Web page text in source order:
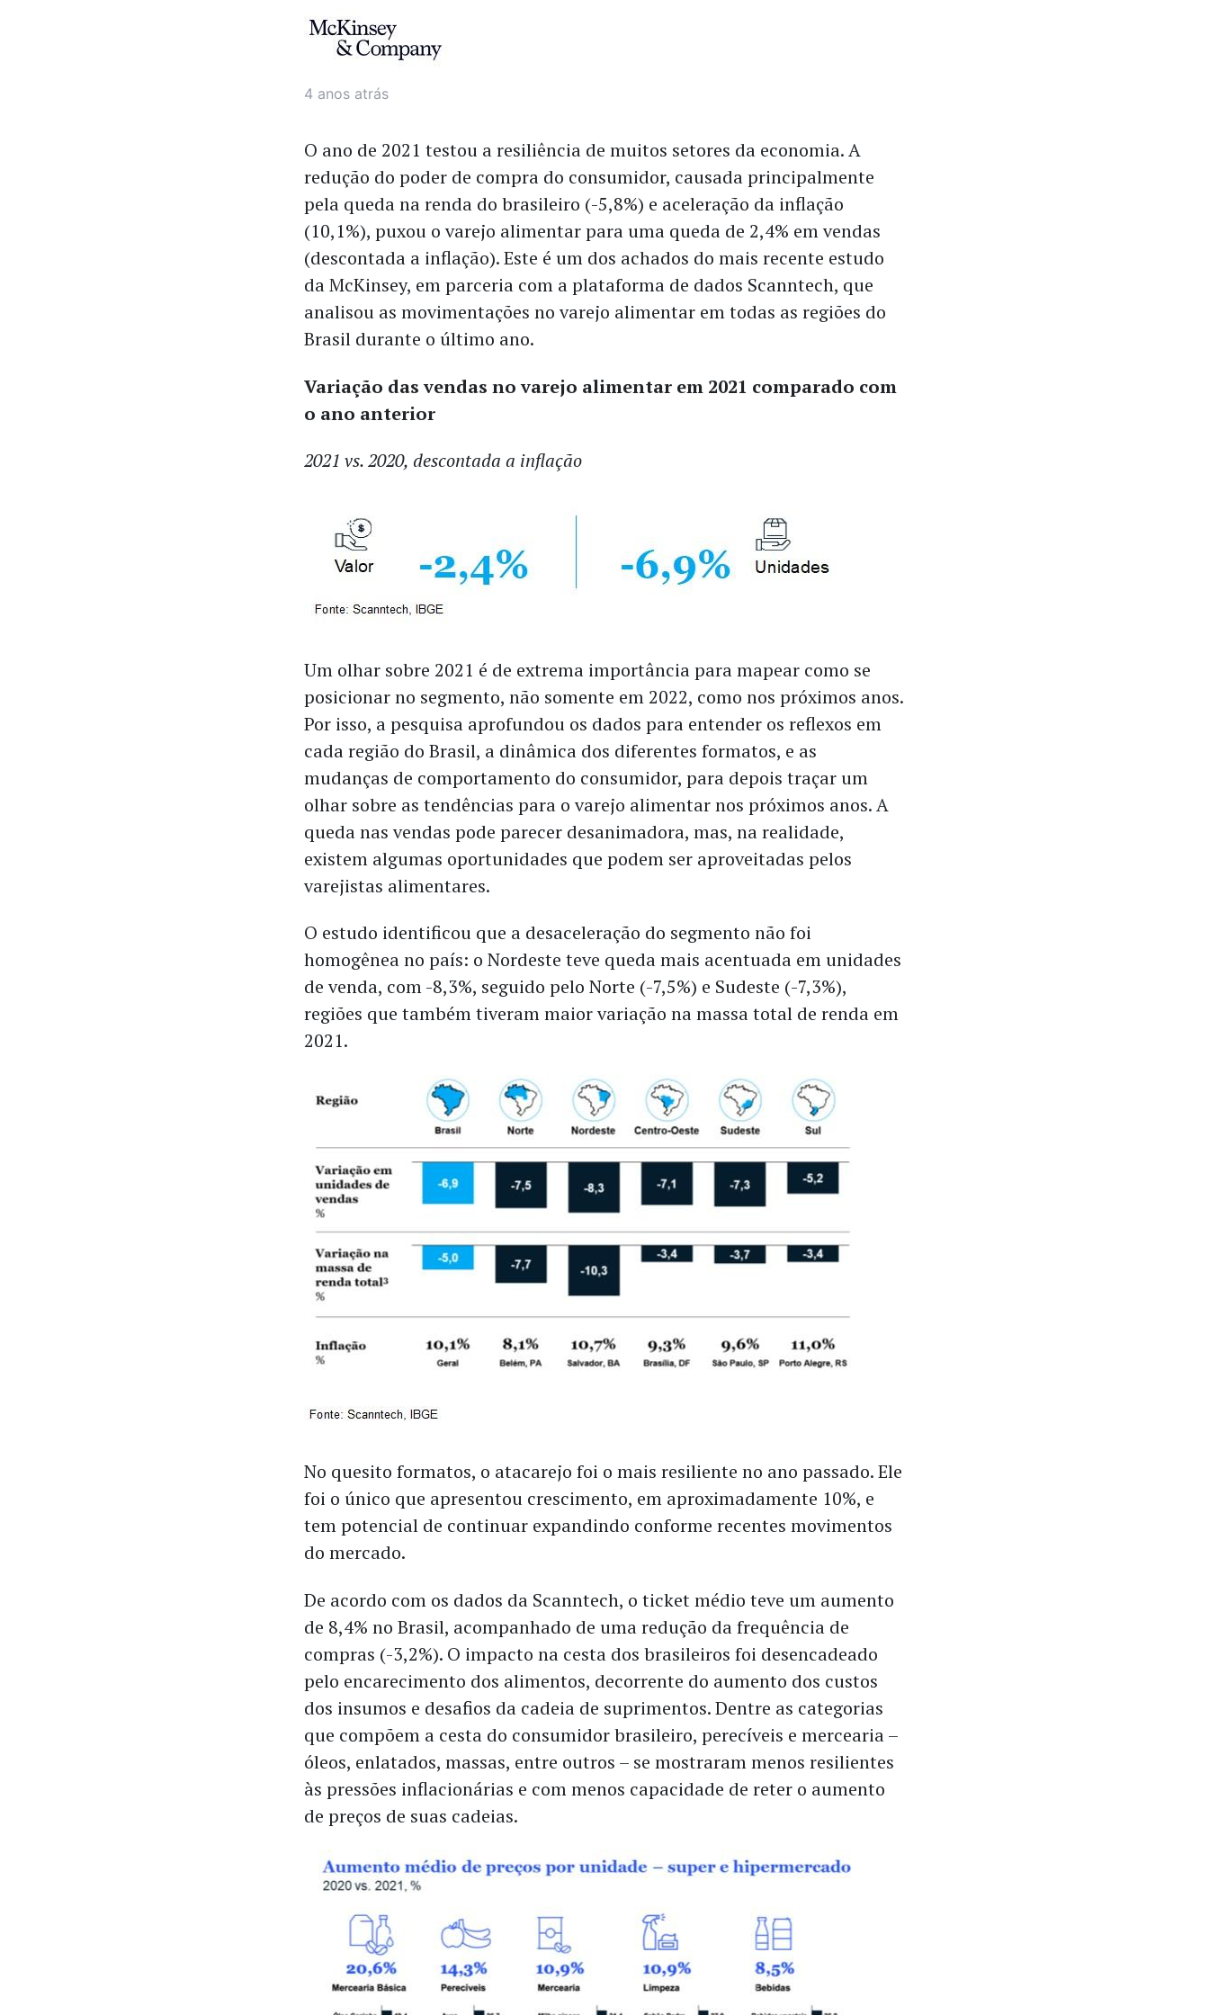
4 anos atrás
O ano de 2021 testou a resiliência de muitos setores da economia. A
redução do poder de compra do consumidor, causada principalmente
pela queda na renda do brasileiro (-5,8%) e aceleração da inflação
(10,1%), puxou o varejo alimentar para uma queda de 2,4% em vendas
(descontada a inflação). Este é um dos achados do mais recente estudo
da McKinsey, em parceria com a plataforma de dados Scanntech, que
analisou as movimentações no varejo alimentar em todas as regiões do
Brasil durante o último ano.
Variação das vendas no varejo alimentar em 2021 comparado com
o ano anterior
2021 vs. 2020, descontada a inflação
Um olhar sobre 2021 é de extrema importância para mapear como se
posicionar no segmento, não somente em 2022, como nos próximos anos.
Por isso, a pesquisa aprofundou os dados para entender os reflexos em
cada região do Brasil, a dinâmica dos diferentes formatos, e as
mudanças de comportamento do consumidor, para depois traçar um
olhar sobre as tendências para o varejo alimentar nos próximos anos. A
queda nas vendas pode parecer desanimadora, mas, na realidade,
existem algumas oportunidades que podem ser aproveitadas pelos
varejistas alimentares.
O estudo identificou que a desaceleração do segmento não foi
homogênea no país: o Nordeste teve queda mais acentuada em unidades
de venda, com -8,3%, seguido pelo Norte (-7,5%) e Sudeste (-7,3%),
regiões que também tiveram maior variação na massa total de renda em
2021.
No quesito formatos, o atacarejo foi o mais resiliente no ano passado. Ele
foi o único que apresentou crescimento, em aproximadamente 10%, e
tem potencial de continuar expandindo conforme recentes movimentos
do mercado.
De acordo com os dados da Scanntech, o ticket médio teve um aumento
de 8,4% no Brasil, acompanhado de uma redução da frequência de
compras (-3,2%). O impacto na cesta dos brasileiros foi desencadeado
pelo encarecimento dos alimentos, decorrente do aumento dos custos
dos insumos e desafios da cadeia de suprimentos. Dentre as categorias
que compõem a cesta do consumidor brasileiro, perecíveis e mercearia –
óleos, enlatados, massas, entre outros – se mostraram menos resilientes
às pressões inflacionárias e com menos capacidade de reter o aumento
de preços de suas cadeias.